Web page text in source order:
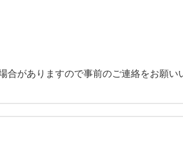
がありますので事前のご連絡をお願い